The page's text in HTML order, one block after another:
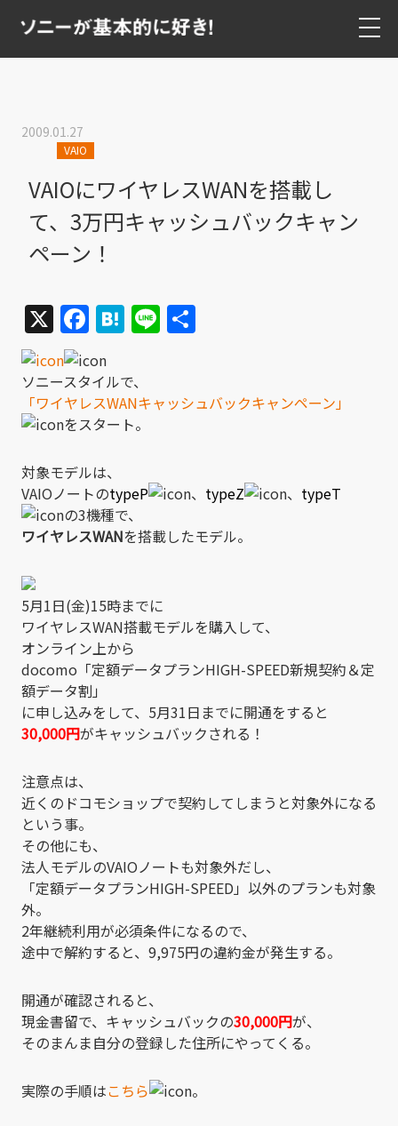
2009.01.27
VAIO
VAIOにワイヤレスWANを搭載し
て、3万円キャッシュバックキャン
ペーン！
X Facebook
Hatena
Line
ソニースタイルで、
「ワイヤレスWANキャッシュバックキャンペーン」
をスタート。
対象モデルは、
VAIOノートのtypeP 、 typeZ 、 typeT
の3機種で、
ワイヤレスWANを搭載したモデル。
5月1日(金)15時までに
ワイヤレスWAN搭載モデルを購入して、
オンライン上から
docomo「定額データプランHIGH-SPEED新規契約＆定
額データ割」
に申し込みをして、5月31日までに開通をすると
30,000円がキャッシュバックされる！
注意点は、
近くのドコモショップで契約してしまうと対象外になる
という事。
その他にも、
法人モデルのVAIOノートも対象外だし、
「定額データプランHIGH-SPEED」以外のプランも対象
外。
2年継続利用が必須条件になるので、
途中で解約すると、9,975円の違約金が発生する。
開通が確認されると、
現金書留で、キャッシュバックの30,000円が、
そのまんま自分の登録した住所にやってくる。
実際の手順はこちら 。